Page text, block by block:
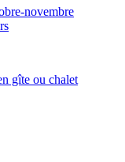
novembre
gîte ou chalet